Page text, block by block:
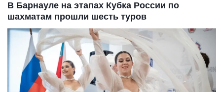
В Барнауле на этапах Кубка России по
шахматам прошли шесть туров